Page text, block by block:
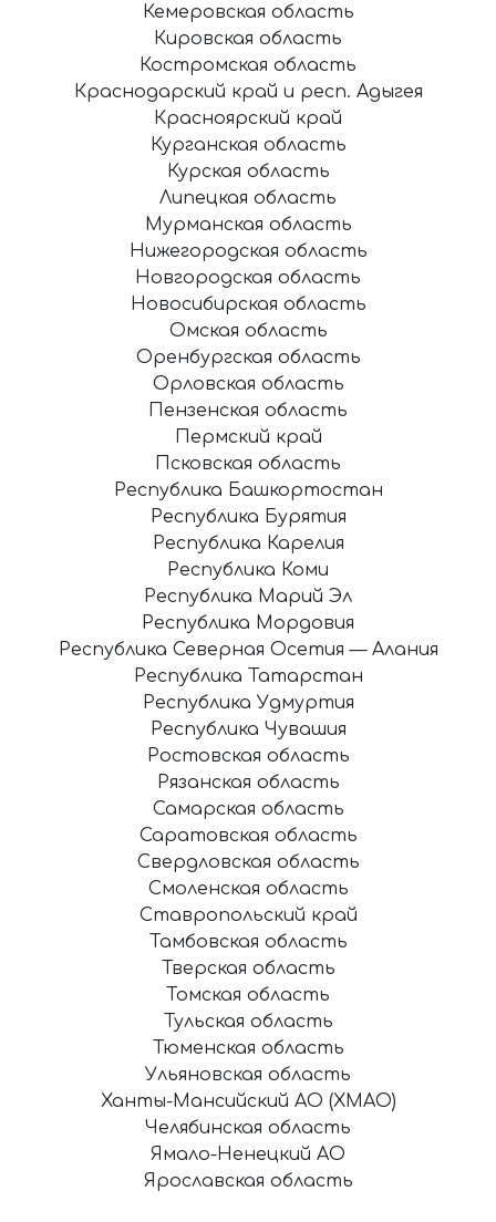
Кемеровская область
Кировская область
Костромская область
Краснодарский край и респ. Адыгея
Красноярский край
Курганская область
Курская область
Липецкая область
Мурманская область
Нижегородская область
Новгородская область
Новосибирская область
Омская область
Оренбургская область
Орловская область
Пензенская область
Пермский край
Псковская область
Республика Башкортостан
Республика Бурятия
Республика Карелия
Республика Коми
Республика Марий Эл
Республика Мордовия
Республика Северная Осетия — Алания
Республика Татарстан
Республика Удмуртия
Республика Чувашия
Ростовская область
Рязанская область
Самарская область
Саратовская область
Свердловская область
Смоленская область
Ставропольский край
Тамбовская область
Тверская область
Томская область
Тульская область
Тюменская область
Ульяновская область
Ханты-Мансийский АО (ХМАО)
Челябинская область
Ямало-Ненецкий АО
Ярославская область